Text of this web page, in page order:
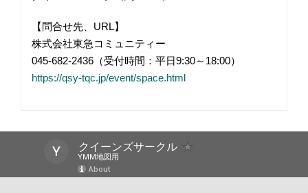
【問合せ先、URL】
株式会社東急コミュニティー
045-682-2436（受付時間：平日9:30～18:00）
https://qsy-tqc.jp/event/space.html